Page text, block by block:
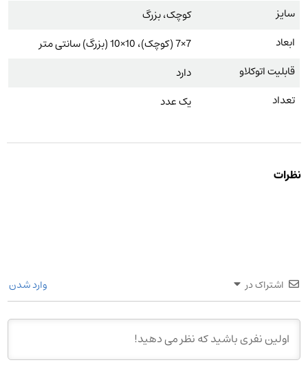
سایز
کوچک، بزرگ
ابعاد
7×7 (کوچک)، 10×10 (بزرگ) سانتی متر
قابلیت اتوکلاو
دارد
تعداد
یک عدد
نظرات
اشتراک در وارد شدن